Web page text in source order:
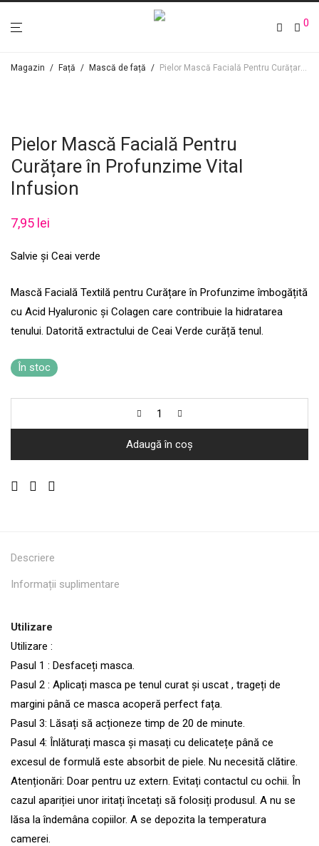
0
Magazin / Față / Mască de față / Pielor Mască Facială Pentru Curățare în Profunzime Vital Infusion
Pielor Mască Facială Pentru
Curățare în Profunzime Vital
Infusion
7,95 lei
Salvie și Ceai verde
Mască Facială Textilă pentru Curățare în Profunzime îmbogățită
cu Acid Hyaluronic și Colagen care contribuie la hidratarea
tenului. Datorită extractului de Ceai Verde curăță tenul.
În stoc
Adaugă în coș
Descriere
Informații suplimentare
Utilizare
Utilizare :
Pasul 1 : Desfaceți masca.
Pasul 2 : Aplicați masca pe tenul curat și uscat , trageți de
margini până ce masca acoperă perfect fața.
Pasul 3: Lăsați să acționeze timp de 20 de minute.
Pasul 4: Înlăturați masca și masați cu delicatețe până ce
excesul de formulă este absorbit de piele. Nu necesită clătire.
Atenționări: Doar pentru uz extern. Evitați contactul cu ochii. În
cazul apariției unor iritați încetați să folosiți produsul. A nu se
lăsa la îndemâna copiilor. A se depozita la temperatura
camerei.